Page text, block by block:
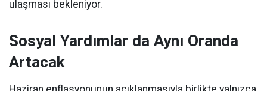
ulaşması bekleniyor.
Sosyal Yardımlar da Aynı Oranda
Artacak